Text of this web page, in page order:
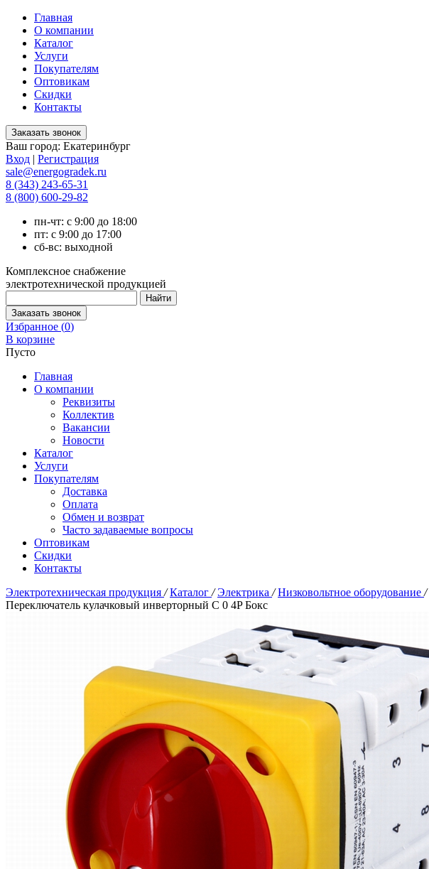
Главная
О компании
Каталог
Услуги
Покупателям
Оптовикам
Скидки
Контакты
Ваш город: Екатеринбург
Вход | Регистрация
sale@energogradek.ru
8 (343) 243-65-31
8 (800) 600-29-82
пн-чт: с 9:00 до 18:00
пт: с 9:00 до 17:00
сб-вс: выходной
Комплексное снабжение
электротехнической продукцией
Избранное (0)
В корзине
Пусто
Главная
О компании
Реквизиты
Коллектив
Вакансии
Новости
Каталог
Услуги
Покупателям
Доставка
Оплата
Обмен и возврат
Часто задаваемые вопросы
Оптовикам
Скидки
Контакты
Электротехническая продукция / Каталог / Электрика / Низковольтное оборудование /
Переключатель кулачковый инверторный С 0 4P Бокс